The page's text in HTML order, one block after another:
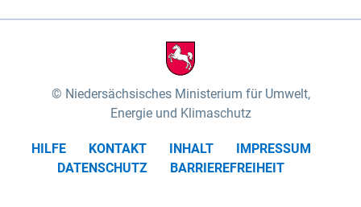
Niedersächsisches Ministerium für Umwelt,
Energie und Klimaschutz
HILFE KONTAKT INHALT
IMPRESSUM
DATENSCHUTZ
BARRIEREFREIHEIT